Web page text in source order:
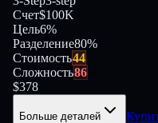
Счет$100K
Цель6%
Разделение80%
Стоимость44
Сложность86
$378
Больше деталей